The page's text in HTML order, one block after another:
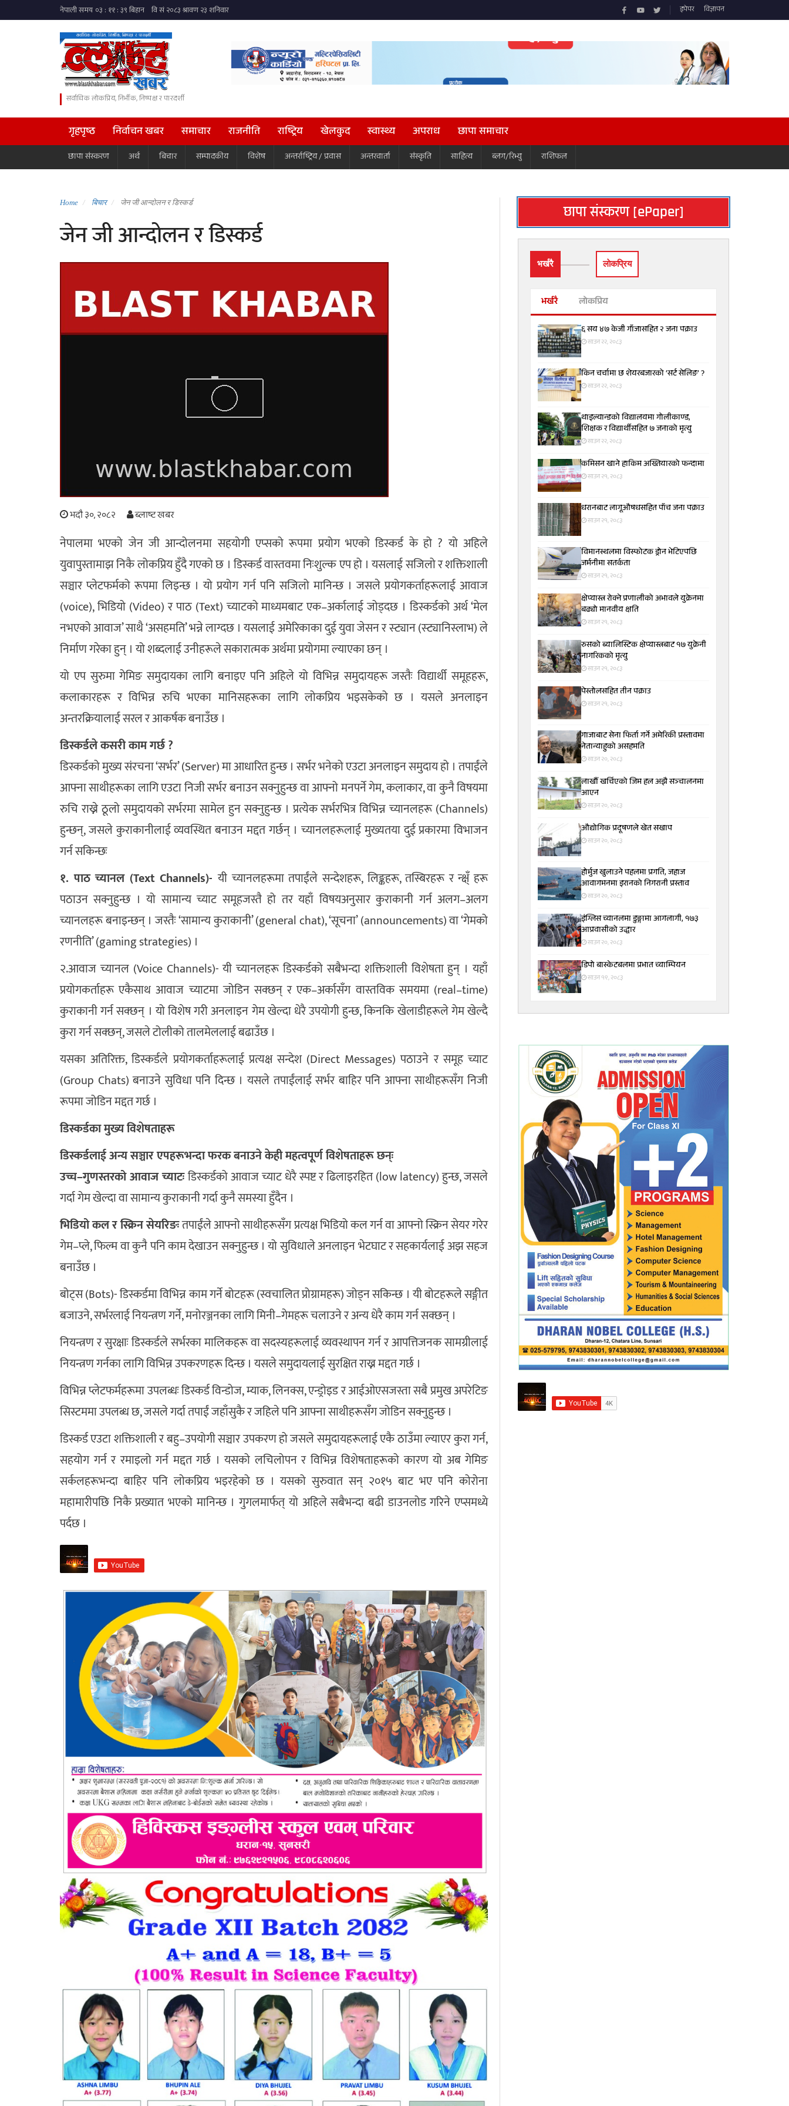
इपेपर विज्ञापन
सर्वाधिक लोकप्रिय, निर्भीक, निष्पक्ष र पारदर्शी
गृहपृष्ठ निर्वाचन खबर समाचार राजनीति राष्ट्रिय खेलकुद स्वास्थ्य अपराध छापा समाचार
छापा संस्करण अर्थ बिचार सम्पादकीय विशेष अन्तर्राष्ट्रिय / प्रवास अन्तरवार्ता संस्कृति साहित्य ब्लग/रिभ्यु राशिफल
Home बिचार जेन जी आन्दोलन र डिस्कर्ड
जेन जी आन्दोलन र डिस्कर्ड
भदौ ३०, २०८२ ब्लाष्ट खबर
नेपालमा भएको जेन जी आन्दोलनमा सहयोगी एप्सको रूपमा प्रयोग भएको डिस्कर्ड के हो ? यो अहिले
युवापुस्तामाझ निकै लोकप्रिय हुँदै गएको छ । डिस्कर्ड वास्तवमा निःशुल्क एप हो । यसलाई सजिलो र शक्तिशाली
सञ्चार प्लेटफर्मको रूपमा लिइन्छ । यो प्रयोग गर्न पनि सजिलो मानिन्छ । जसले प्रयोगकर्ताहरूलाई आवाज
(voice), भिडियो (Video) र पाठ (Text) च्याटको माध्यमबाट एक–अर्कालाई जोड्दछ । डिस्कर्डको अर्थ ‘मेल
नभएको आवाज’ साथै ‘असहमति’ भन्ने लाग्दछ । यसलाई अमेरिकाका दुई युवा जेसन र स्ट्यान (स्ट्यानिस्लाभ) ले
निर्माण गरेका हुन् । यो शब्दलाई उनीहरूले सकारात्मक अर्थमा प्रयोगमा ल्याएका छन् ।
यो एप सुरुमा गेमिङ समुदायका लागि बनाइए पनि अहिले यो विभिन्न समुदायहरू जस्तैः विद्यार्थी समूहहरू,
कलाकारहरू र विभिन्न रुचि भएका मानिसहरूका लागि लोकप्रिय भइसकेको छ । यसले अनलाइन
अन्तरक्रियालाई सरल र आकर्षक बनाउँछ ।
डिस्कर्डले कसरी काम गर्छ ?
डिस्कर्डको मुख्य संरचना ‘सर्भर’ (Server) मा आधारित हुन्छ । सर्भर भनेको एउटा अनलाइन समुदाय हो । तपाईंले
आफ्ना साथीहरूका लागि एउटा निजी सर्भर बनाउन सक्नुहुन्छ वा आफ्नो मनपर्ने गेम, कलाकार, वा कुनै विषयमा
रुचि राख्ने ठूलो समुदायको सर्भरमा सामेल हुन सक्नुहुन्छ । प्रत्येक सर्भरभित्र विभिन्न च्यानलहरू (Channels)
हुन्छन्, जसले कुराकानीलाई व्यवस्थित बनाउन मद्दत गर्छन् । च्यानलहरूलाई मुख्यतया दुई प्रकारमा विभाजन
गर्न सकिन्छः
१. पाठ च्यानल (Text Channels)-यी च्यानलहरूमा तपाईंले सन्देशहरू, लिङ्कहरू, तस्बिरहरू र न्क्ष्ँ हरू
पठाउन सक्नुहुन्छ । यो सामान्य च्याट समूहजस्तै हो तर यहाँ विषयअनुसार कुराकानी गर्न अलग–अलग
च्यानलहरू बनाइन्छन् । जस्तैः ‘सामान्य कुराकानी’ (general chat), ‘सूचना’ (announcements) वा ‘गेमको
रणनीति’ (gaming strategies) ।
२.आवाज च्यानल (Voice Channels)- यी च्यानलहरू डिस्कर्डको सबैभन्दा शक्तिशाली विशेषता हुन् । यहाँ
प्रयोगकर्ताहरू एकैसाथ आवाज च्याटमा जोडिन सक्छन् र एक–अर्कासँग वास्तविक समयमा (real–time)
कुराकानी गर्न सक्छन् । यो विशेष गरी अनलाइन गेम खेल्दा धेरै उपयोगी हुन्छ, किनकि खेलाडीहरूले गेम खेल्दै
कुरा गर्न सक्छन्, जसले टोलीको तालमेललाई बढाउँछ ।
यसका अतिरिक्त, डिस्कर्डले प्रयोगकर्ताहरूलाई प्रत्यक्ष सन्देश (Direct Messages) पठाउने र समूह च्याट
(Group Chats) बनाउने सुविधा पनि दिन्छ । यसले तपाईंलाई सर्भर बाहिर पनि आफ्ना साथीहरूसँग निजी
रूपमा जोडिन मद्दत गर्छ ।
डिस्कर्डका मुख्य विशेषताहरू
डिस्कर्डलाई अन्य सञ्चार एपहरूभन्दा फरक बनाउने केही महत्वपूर्ण विशेषताहरू छन्ः
उच्च–गुणस्तरको आवाज च्याटःडिस्कर्डको आवाज च्याट धेरै स्पष्ट र ढिलाइरहित (low latency) हुन्छ, जसले
गर्दा गेम खेल्दा वा सामान्य कुराकानी गर्दा कुनै समस्या हुँदैन ।
भिडियो कल र स्क्रिन सेयरिङःतपाईंले आफ्नो साथीहरूसँग प्रत्यक्ष भिडियो कल गर्न वा आफ्नो स्क्रिन सेयर गरेर
गेम–प्ले, फिल्म वा कुनै पनि काम देखाउन सक्नुहुन्छ । यो सुविधाले अनलाइन भेटघाट र सहकार्यलाई अझ सहज
बनाउँछ ।
बोट्स (Bots)- डिस्कर्डमा विभिन्न काम गर्ने बोटहरू (स्वचालित प्रोग्रामहरू) जोड्न सकिन्छ । यी बोटहरूले सङ्गीत
बजाउने, सर्भरलाई नियन्त्रण गर्ने, मनोरञ्जनका लागि मिनी–गेमहरू चलाउने र अन्य धेरै काम गर्न सक्छन् ।
नियन्त्रण र सुरक्षाः डिस्कर्डले सर्भरका मालिकहरू वा सदस्यहरूलाई व्यवस्थापन गर्न र आपत्तिजनक सामग्रीलाई
नियन्त्रण गर्नका लागि विभिन्न उपकरणहरू दिन्छ । यसले समुदायलाई सुरक्षित राख्न मद्दत गर्छ ।
विभिन्न प्लेटफर्महरूमा उपलब्धः डिस्कर्ड विन्डोज, म्याक, लिनक्स, एन्ड्रोइड र आईओएसजस्ता सबै प्रमुख अपरेटिङ
सिस्टममा उपलब्ध छ, जसले गर्दा तपाईं जहाँसुकै र जहिले पनि आफ्ना साथीहरूसँग जोडिन सक्नुहुन्छ ।
डिस्कर्ड एउटा शक्तिशाली र बहु–उपयोगी सञ्चार उपकरण हो जसले समुदायहरूलाई एकै ठाउँमा ल्याएर कुरा गर्न,
सहयोग गर्न र रमाइलो गर्न मद्दत गर्छ । यसको लचिलोपन र विभिन्न विशेषताहरूको कारण यो अब गेमिङ
सर्कलहरूभन्दा बाहिर पनि लोकप्रिय भइरहेको छ । यसको सुरुवात सन् २०१५ बाट भए पनि कोरोना
महामारीपछि निकै प्रख्यात भएको मानिन्छ । गुगलमार्फत् यो अहिले सबैभन्दा बढी डाउनलोड गरिने एप्समध्ये
पर्दछ ।
छापा संस्करण [ePaper]
भर्खरै लाेकप्रिय
भर्खरै लोकप्रिय
६ सय ४७ केजी गाँजासहित २ जना पक्राउ
साउन २२, २०८३
किन चर्चामा छ शेयरबजारको ‘सर्ट सेलिङ’ ?
साउन २२, २०८३
थाइल्यान्डको विद्यालयमा गोलीकाण्ड,
शिक्षक र विद्यार्थीसहित ७ जनाको मृत्यु
साउन २२, २०८३
कमिसन खाने हाकिम अख्तियारको फन्दामा
साउन २१, २०८३
धरानबाट लागूऔषधसहित पाँच जना पक्राउ
साउन २१, २०८३
विमानस्थलमा विस्फोटक ड्रोन भेटिएपछि
जर्मनीमा सतर्कता
साउन २१, २०८३
क्षेप्यास्त्र रोक्ने प्रणालीको अभावले युक्रेनमा
बढ्यो मानवीय क्षति
साउन २१, २०८३
रुसको ब्यालिस्टिक क्षेप्यास्त्रबाट १७ युक्रेनी
नागरिकको मृत्यु
साउन २१, २०८३
पेस्तोलसहित तीन पक्राउ
साउन २१, २०८३
गाजाबाट सेना फिर्ता गर्ने अमेरिकी प्रस्तावमा
नेतान्याहुको असहमति
साउन २०, २०८३
लाखौँ खर्चिएको जिम हल अझै सञ्चालनमा
आएन
साउन २०, २०८३
औद्योगिक प्रदूषणले खेत सखाप
साउन २०, २०८३
होर्मुज खुलाउने पहलमा प्रगति, जहाज
आवागमनमा इरानको निगरानी प्रस्ताव
साउन २०, २०८३
इंग्लिस च्यानलमा डुङ्गामा आगलागी, १७३
आप्रवासीको उद्धार
साउन २०, २०८३
डिपो बास्केटबलमा प्रभात च्याम्पियन
साउन १९, २०८३